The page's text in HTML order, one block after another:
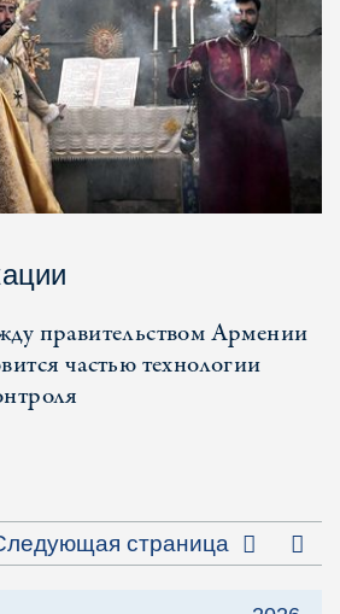
правительством Армении
частью технологии
страница